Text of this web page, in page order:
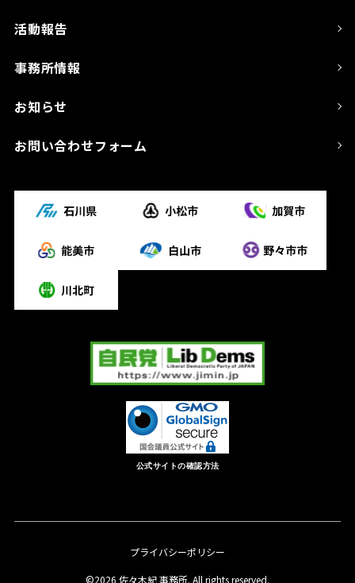
活動報告
事務所情報
お知らせ
お問い合わせフォーム
公式サイトの確認方法
プライバシーポリシー
©2026 佐々木紀 事務所. All rights reserved.